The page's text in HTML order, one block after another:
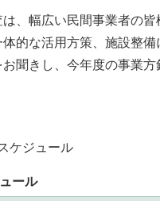
、幅広い民間事業者の
体的な活用方策、施設整
聞きし、今年度の事業
ケジュール
ール